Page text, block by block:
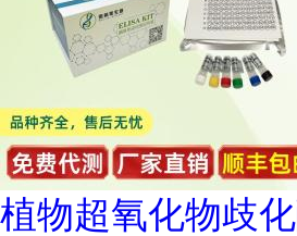
植物超氧化物歧化